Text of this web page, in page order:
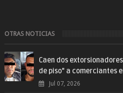
OTRAS NOTICIAS
Caen dos
de piso" a comerciantes
Jul 07, 2026